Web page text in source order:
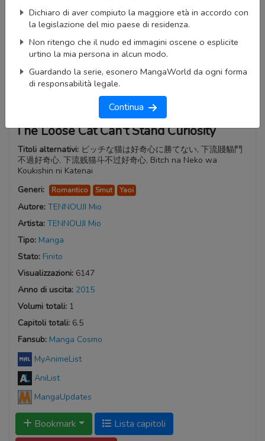
Dichiaro di aver compiuto la maggiore età in accordo con
la legislazione del mio paese di residenza.
Non ritengo che il nudo ed immagini oscene o esplicite
urtino la mia persona in alcun modo.
Guardando la serie, esonero MangaWorld da ogni forma
di responsabilità legale.
Continua
The Loose Cat Can't Stand Curiosity
Titoli alternativi: ビッチな猫は好奇心に勝てない, 下流賤貓鬥
不過好奇心, 下流贱猫斗不过好奇心, Bitch na Neko wa
Koukishin ni Katenai
Generi:
Romantico Smut Yaoi
Autore: TENNOUJI Mio
Artista: TENNOUJI Mio
Tipo: Manga
Stato: Finito
Visualizzazioni: 6147
Anno di uscita: 2015
Volumi totali: 1
Capitoli totali: 6.5
Fansub: Manga Cosmo
MyAnimeList
AniList
MangaUpdates
Bookmark
Lista capitoli